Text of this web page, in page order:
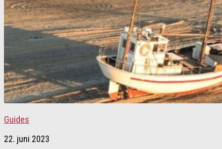
Guides
22. juni 2023